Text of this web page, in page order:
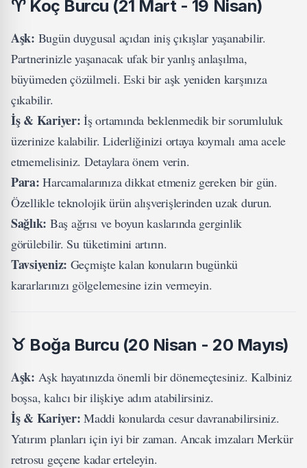
♈ Koç Burcu (21 Mart - 19 Nisan)
Aşk: Bugün duygusal açıdan iniş çıkışlar yaşanabilir.
Partnerinizle yaşanacak ufak bir yanlış anlaşılma,
büyümeden çözülmeli. Eski bir aşk yeniden karşınıza
çıkabilir.
İş & Kariyer: İş ortamında beklenmedik bir sorumluluk
üzerinize kalabilir. Liderliğinizi ortaya koymalı ama acele
etmemelisiniz. Detaylara önem verin.
Para: Harcamalarınıza dikkat etmeniz gereken bir gün.
Özellikle teknolojik ürün alışverişlerinden uzak durun.
Sağlık: Baş ağrısı ve boyun kaslarında gerginlik
görülebilir. Su tüketimini artırın.
Tavsiyeniz: Geçmişte kalan konuların bugünkü
kararlarınızı gölgelemesine izin vermeyin.
♉ Boğa Burcu (20 Nisan - 20 Mayıs)
Aşk: Aşk hayatınızda önemli bir dönemeçtesiniz. Kalbiniz
boşsa, kalıcı bir ilişkiye adım atabilirsiniz.
İş & Kariyer: Maddi konularda cesur davranabilirsiniz.
Yatırım planları için iyi bir zaman. Ancak imzaları Merkür
retrosu geçene kadar erteleyin.